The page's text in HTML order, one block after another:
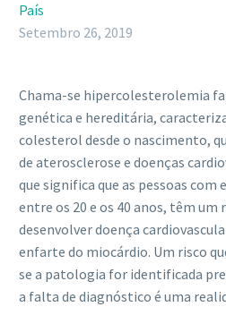
País
Setembro 26, 2019
Chama-se hipercolesterolemia
genética e hereditária,
colesterol desde o nascimento,
de aterosclerose e doenças
que significa que as pessoas com
entre os 20 e os 40 anos, têm um
desenvolver doença
enfarte do miocárdio. Um risco
se a patologia for identificada
a falta de diagnóstico é uma